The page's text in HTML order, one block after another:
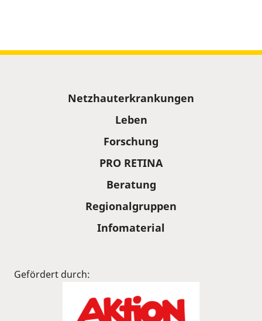
Netzhauterkrankungen
Leben
Forschung
PRO RETINA
Beratung
Regionalgruppen
Infomaterial
Gefördert durch: